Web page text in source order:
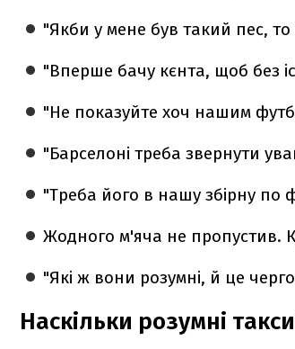
"Якби у мене був такий пес,
"Вперше бачу кєнта, щоб без
"Не показуйте хоч нашим
"Барселоні треба звернути
"Треба його в нашу збірну по
Жодного м'яча не пропустив.
"Які ж вони розумні, й це
Наскільки розумні